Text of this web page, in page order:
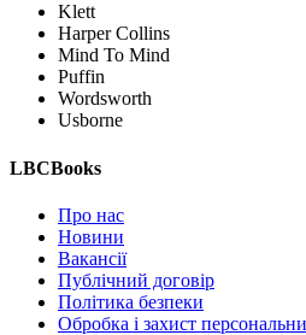
Klett
Harper Collins
Mind To Mind
Puffin
Wordsworth
Usborne
LBCBooks
Про нас
Новини
Вакансії
Публічний договір
Політика безпеки
Обробка і захист